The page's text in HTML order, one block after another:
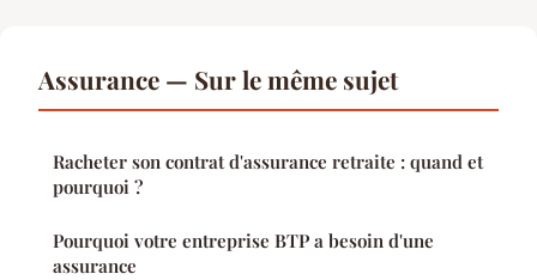
Assurance — Sur le même sujet
Racheter son contrat d'assurance retraite : quand et
pourquoi ?
Pourquoi votre entreprise BTP a besoin d'une
assurance